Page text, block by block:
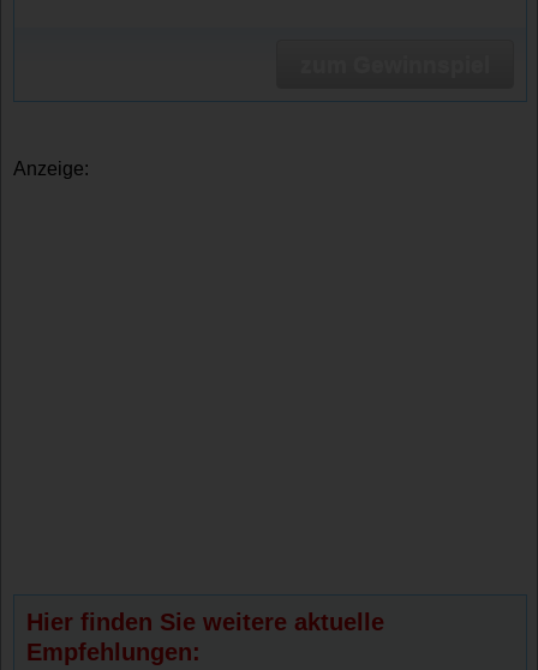
Anzeige:
Hier finden Sie weitere aktuelle
Empfehlungen: